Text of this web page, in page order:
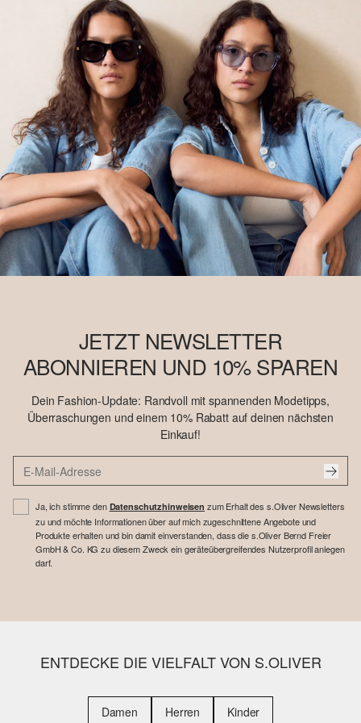
JETZT NEWSLETTER
ABONNIEREN UND 10% SPAREN
Dein Fashion-Update: Randvoll mit spannenden Modetipps,
Überraschungen und einem 10% Rabatt auf deinen nächsten
Einkauf!
Ja, ich stimme den Datenschutzhinweisen zum Erhalt des s.Oliver Newsletters
zu und möchte Informationen über auf mich zugeschnittene Angebote und
Produkte erhalten und bin damit einverstanden, dass die s.Oliver Bernd Freier
GmbH & Co. KG zu diesem Zweck ein geräteübergreifendes Nutzerprofil anlegen
darf.
ENTDECKE DIE VIELFALT VON S.OLIVER
Damen Herren Kinder